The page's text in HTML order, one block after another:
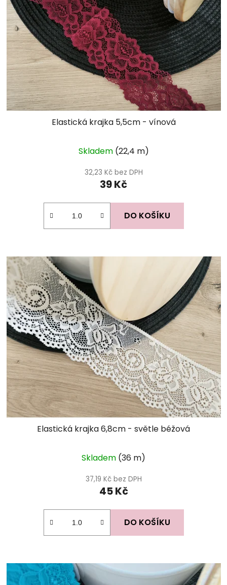
Elastická krajka 5,5cm - vínová
Skladem (22,4 m)
32,23 Kč bez DPH
39 Kč
DO KOŠÍKU
Elastická krajka 6,8cm - světle béžová
Skladem (36 m)
37,19 Kč bez DPH
45 Kč
DO KOŠÍKU